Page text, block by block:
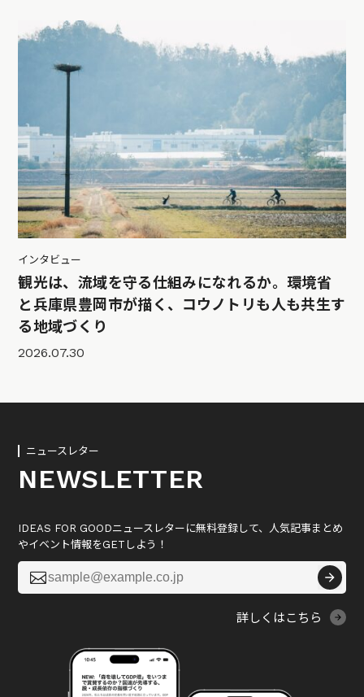
インタビュー
観光は、流域を守る仕組みになれるか。環境省
と兵庫県豊岡市が描く、コウノトリも人も共生す
る地域づくり
2026.07.30
ニュースレター
NEWSLETTER
IDEAS FOR GOODニュースレターに無料登録して、人気記事まとめ
やイベント情報をGETしよう！

詳しくはこちら